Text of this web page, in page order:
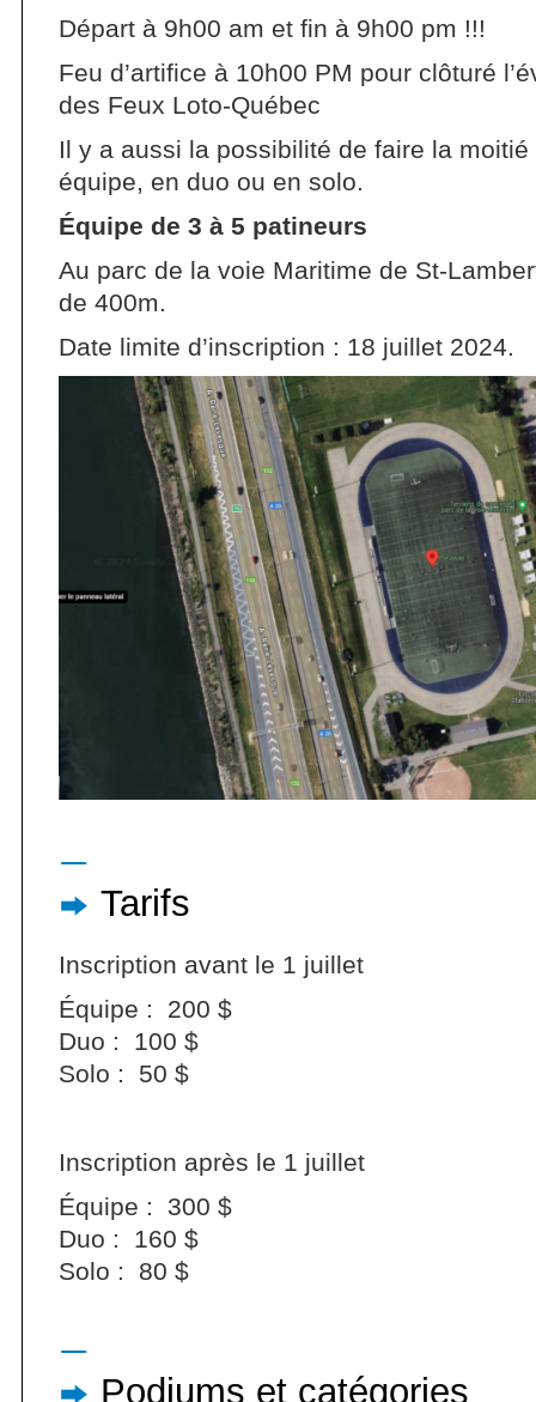
Départ à 9h00 am et fin à 9h00 pm !!!
Feu d’artifice à 10h00 PM pour clôturé
des Feux Loto-Québec
Il y a aussi la possibilité de faire la
équipe, en duo ou en solo.
Équipe de 3 à 5 patineurs
Au parc de la voie Maritime de St-
de 400m.
Date limite d’inscription : 18 juillet 2024.
Tarifs
Inscription avant le 1 juillet
Équipe : 200 $
Duo : 100 $
Solo : 50 $
Inscription après le 1 juillet
Équipe : 300 $
Duo : 160 $
Solo : 80 $
Podiums et catégories